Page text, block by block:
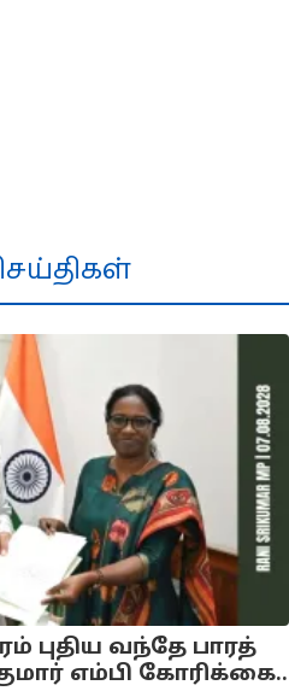
புதிய வந்தே பாரத்
எம்பி கோரிக்கை..